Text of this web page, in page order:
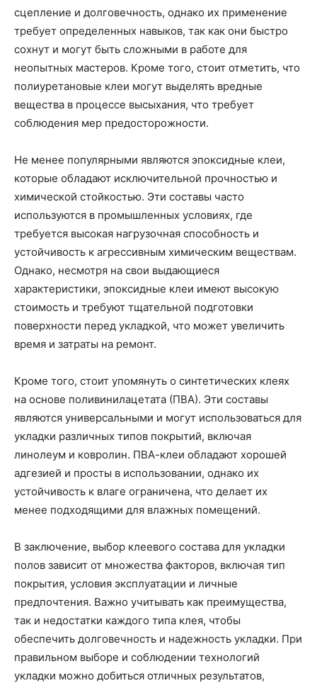
сцепление и долговечность, однако их применение
требует определенных навыков, так как они быстро
сохнут и могут быть сложными в работе для
неопытных мастеров. Кроме того, стоит отметить, что
полиуретановые клеи могут выделять вредные
вещества в процессе высыхания, что требует
соблюдения мер предосторожности.
Не менее популярными являются эпоксидные клеи,
которые обладают исключительной прочностью и
химической стойкостью. Эти составы часто
используются в промышленных условиях, где
требуется высокая нагрузочная способность и
устойчивость к агрессивным химическим веществам.
Однако, несмотря на свои выдающиеся
характеристики, эпоксидные клеи имеют высокую
стоимость и требуют тщательной подготовки
поверхности перед укладкой, что может увеличить
время и затраты на ремонт.
Кроме того, стоит упомянуть о синтетических клеях
на основе поливинилацетата (ПВА). Эти составы
являются универсальными и могут использоваться для
укладки различных типов покрытий, включая
линолеум и ковролин. ПВА-клеи обладают хорошей
адгезией и просты в использовании, однако их
устойчивость к влаге ограничена, что делает их
менее подходящими для влажных помещений.
В заключение, выбор клеевого состава для укладки
полов зависит от множества факторов, включая тип
покрытия, условия эксплуатации и личные
предпочтения. Важно учитывать как преимущества,
так и недостатки каждого типа клея, чтобы
обеспечить долговечность и надежность укладки. При
правильном выборе и соблюдении технологий
укладки можно добиться отличных результатов,